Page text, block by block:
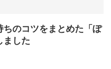
のコツをまとめた「ぽ
ました